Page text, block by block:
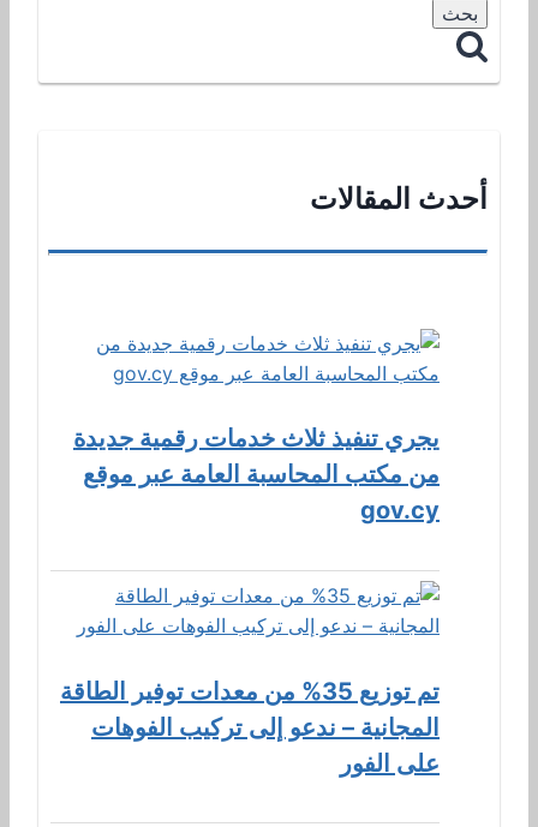
أحدث المقالات
يجري تنفيذ ثلاث خدمات رقمية جديدة
من مكتب المحاسبة العامة عبر موقع
gov.cy
تم توزيع 35% من معدات توفير الطاقة
المجانية – ندعو إلى تركيب الفوهات
على الفور